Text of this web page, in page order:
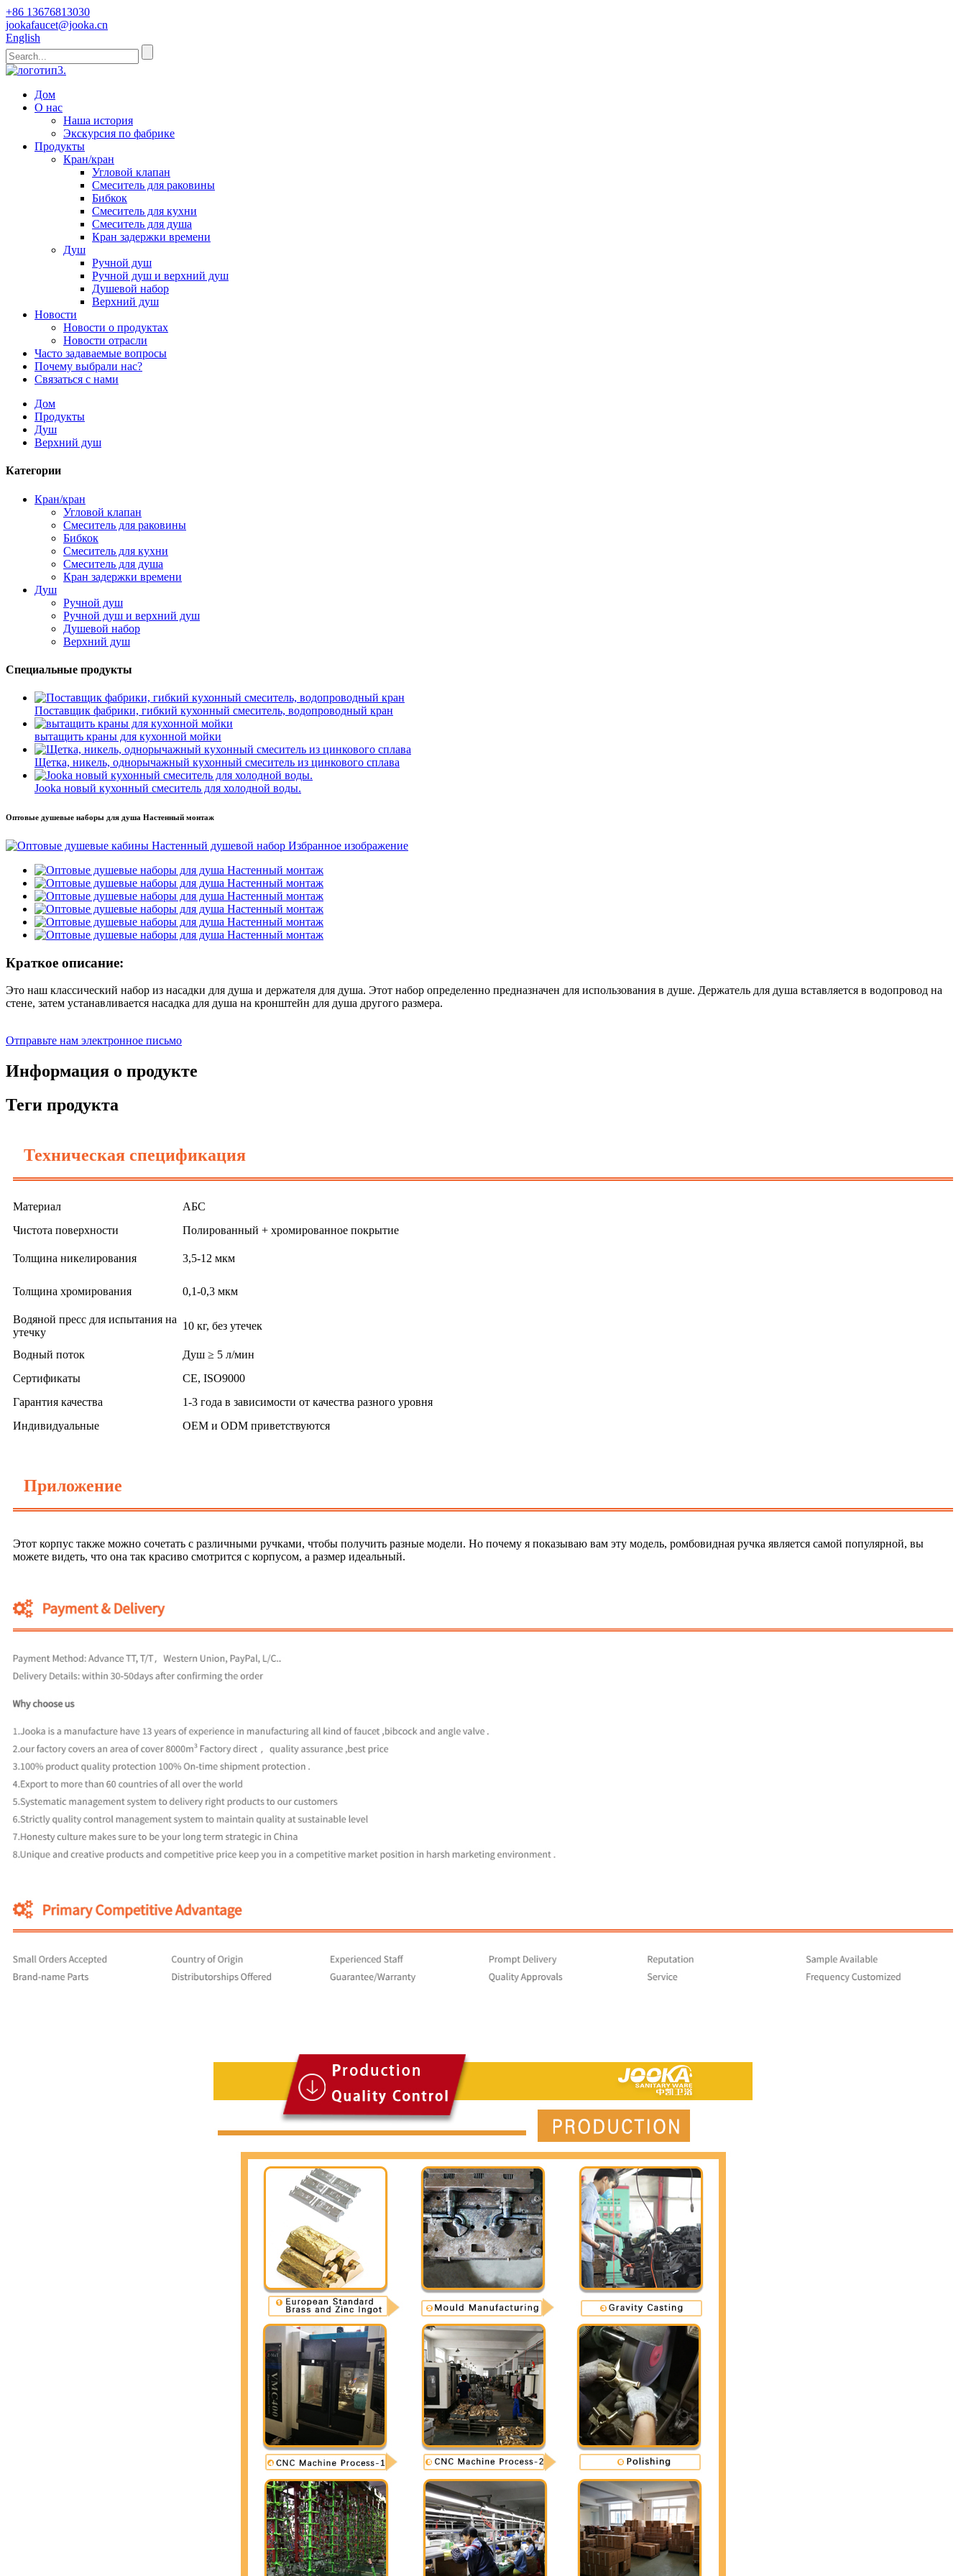
+86 13676813030
jookafaucet@jooka.cn
English
Дом
О нас
Наша история
Экскурсия по фабрике
Продукты
Кран/кран
Угловой клапан
Смеситель для раковины
Бибкок
Смеситель для кухни
Смеситель для душа
Кран задержки времени
Душ
Ручной душ
Ручной душ и верхний душ
Душевой набор
Верхний душ
Новости
Новости о продуктах
Новости отрасли
Часто задаваемые вопросы
Почему выбрали нас?
Связаться с нами
Дом
Продукты
Душ
Верхний душ
Категории
Кран/кран
Угловой клапан
Смеситель для раковины
Бибкок
Смеситель для кухни
Смеситель для душа
Кран задержки времени
Душ
Ручной душ
Ручной душ и верхний душ
Душевой набор
Верхний душ
Специальные продукты
Поставщик фабрики, гибкий кухонный смеситель, водопроводный кран
вытащить краны для кухонной мойки
Щетка, никель, однорычажный кухонный смеситель из цинкового сплава
Jooka новый кухонный смеситель для холодной воды.
Оптовые душевые наборы для душа Настенный монтаж
Краткое описание:
Это наш классический набор из насадки для душа и держателя для душа. Этот набор определенно предназначен для использования в душе. Держатель для душа вставляется в водопровод на
стене, затем устанавливается насадка для душа на кронштейн для душа другого размера.
Отправьте нам электронное письмо
Информация о продукте
Теги продукта
Техническая спецификация
Материал
АБС
Чистота поверхности
Полированный + хромированное покрытие
Толщина никелирования 3,5-12 мкм
Толщина хромирования 0,1-0,3 мкм
Водяной пресс для испытания на
утечку
10 кг, без утечек
Водный поток
Душ ≥ 5 л/мин
Сертификаты
CE, ISO9000
Гарантия качества
1-3 года в зависимости от качества разного уровня
Индивидуальные
OEM и ODM приветствуются
Приложение
Этот корпус также можно сочетать с различными ручками, чтобы получить разные модели. Но почему я показываю вам эту модель, ромбовидная ручка является самой популярной, вы
можете видеть, что она так красиво смотрится с корпусом, а размер идеальный.